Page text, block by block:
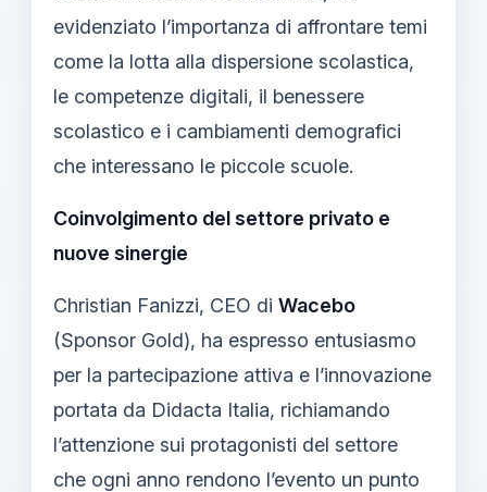
evidenziato l’importanza di affrontare temi
come la lotta alla dispersione scolastica,
le competenze digitali, il benessere
scolastico e i cambiamenti demografici
che interessano le piccole scuole.
Coinvolgimento del settore privato e
nuove sinergie
Christian Fanizzi, CEO di Wacebo
(Sponsor Gold), ha espresso entusiasmo
per la partecipazione attiva e l’innovazione
portata da Didacta Italia, richiamando
l’attenzione sui protagonisti del settore
che ogni anno rendono l’evento un punto